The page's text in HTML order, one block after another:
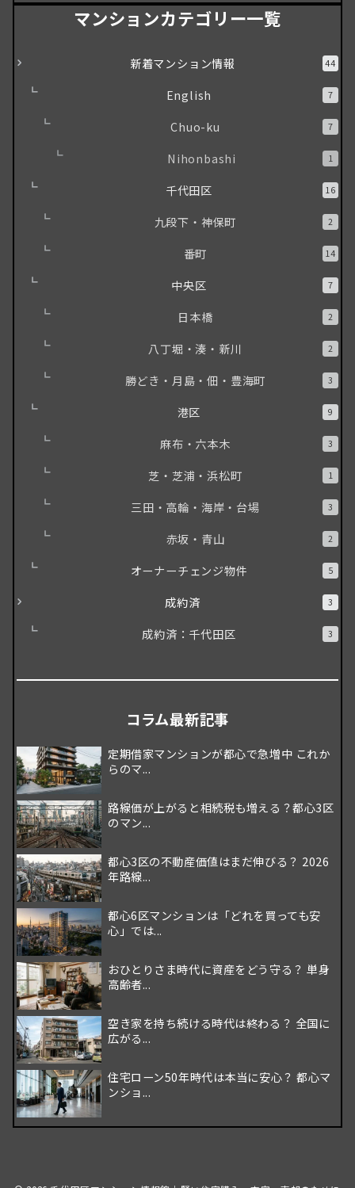
マンションカテゴリー一覧
新着マンション情報 44
English 7
Chuo-ku 7
Nihonbashi 1
千代田区 16
九段下・神保町 2
番町 14
中央区 7
日本橋 2
八丁堀・湊・新川 2
勝どき・月島・佃・豊海町 3
港区 9
麻布・六本木 3
芝・芝浦・浜松町 1
三田・高輪・海岸・台場 3
赤坂・青山 2
オーナーチェンジ物件 5
成約済 3
成約済：千代田区 3
コラム最新記事
定期借家マンションが都心で急増中 これか
らのマ...
路線価が上がると相続税も増える？都心3区
のマン...
都心3区の不動産価値はまだ伸びる？ 2026
年路線...
都心6区マンションは「どれを買っても安
心」では...
おひとりさま時代に資産をどう守る？ 単身
高齢者...
空き家を持ち続ける時代は終わる？ 全国に
広がる...
住宅ローン50年時代は本当に安心？ 都心マ
ンショ...